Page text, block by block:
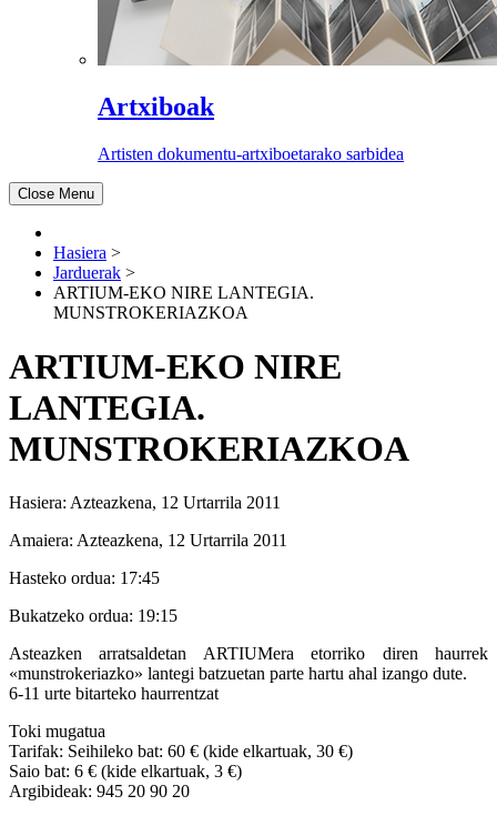
Artxiboak
Artisten dokumentu-artxiboetarako sarbidea
Close Menu
Hasiera >
Jarduerak >
ARTIUM-EKO NIRE LANTEGIA.
MUNSTROKERIAZKOA
ARTIUM-EKO NIRE
LANTEGIA.
MUNSTROKERIAZKOA
Hasiera: Azteazkena, 12 Urtarrila 2011
Amaiera: Azteazkena, 12 Urtarrila 2011
Hasteko ordua: 17:45
Bukatzeko ordua: 19:15
Asteazken arratsaldetan ARTIUMera etorriko diren haurrek
«munstrokeriazko» lantegi batzuetan parte hartu ahal izango dute.
6-11 urte bitarteko haurrentzat
Toki mugatua
Tarifak: Seihileko bat: 60 € (kide elkartuak, 30 €)
Saio bat: 6 € (kide elkartuak, 3 €)
Argibideak: 945 20 90 20